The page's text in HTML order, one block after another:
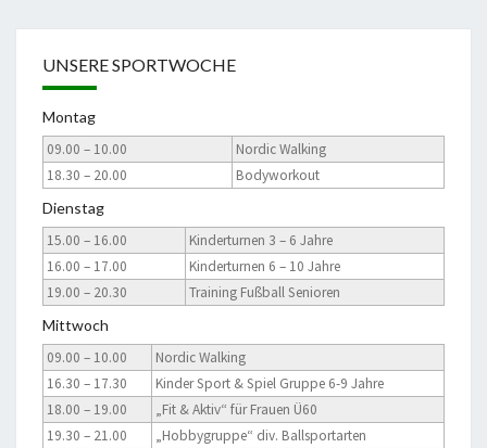
UNSERE SPORTWOCHE
Montag
09.00 – 10.00
Nordic Walking
18.30 – 20.00
Bodyworkout
Dienstag
15.00 – 16.00
Kinderturnen 3 – 6 Jahre
16.00 – 17.00
Kinderturnen 6 – 10 Jahre
19.00 – 20.30
Training Fußball Senioren
Mittwoch
09.00 – 10.00
Nordic Walking
16.30 – 17.30
Kinder Sport & Spiel Gruppe 6-9 Jahre
18.00 – 19.00
„Fit & Aktiv“ für Frauen Ü60
19.30 – 21.00
„Hobbygruppe“ div. Ballsportarten